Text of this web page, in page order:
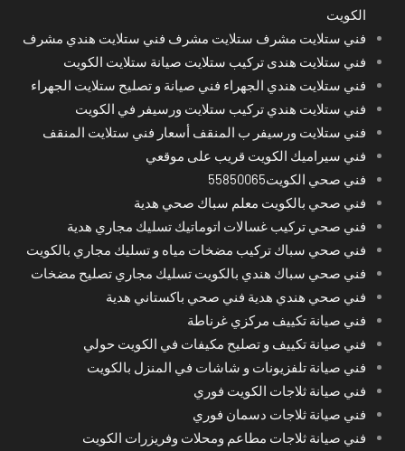
الكويت
فني ستلايت مشرف ستلايت مشرف فني ستلايت هندي مشرف
فني ستلايت هندى تركيب ستلايت صيانة ستلايت الكويت
فني ستلايت هندي الجهراء فني صيانة و تصليح ستلايت الجهراء
فني ستلايت هندي تركيب ستلايت ورسيفر في الكويت
فني ستلايت ورسيفر ب المنقف أسعار فني ستلايت المنقف
فني سيراميك الكويت قريب على موقعي
فني صحي الكويت55850065
فني صحي بالكويت معلم سباك صحي هدية
فني صحي تركيب غسالات اتوماتيك تسليك مجاري هدية
فني صحي سباك تركيب مضخات مياه و تسليك مجاري بالكويت
فني صحي سباك هندي بالكويت تسليك مجاري تصليح مضخات
فني صحي هندي هدية فني صحي باكستاني هدية
فني صيانة تكييف مركزي غرناطة
فني صيانة تكييف و تصليح مكيفات في الكويت حولي
فني صيانة تلفزيونات و شاشات في المنزل بالكويت
فني صيانة ثلاجات الكويت فوري
فني صيانة ثلاجات دسمان فوري
فني صيانة ثلاجات مطاعم ومحلات وفريزرات الكويت